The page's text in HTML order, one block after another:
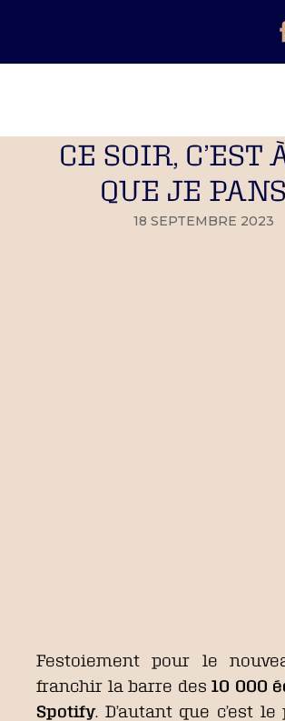
CE SOIR, C’EST
QUE JE
18 SEPTEMBRE 2023
Festoiement pour le
franchir la barre des 10 000
Spotify. D’autant que c’est